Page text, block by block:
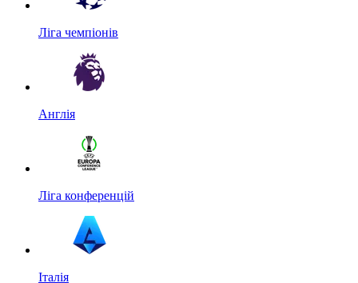
Ліга чемпіонів
Англія
Ліга конференцій
Італія